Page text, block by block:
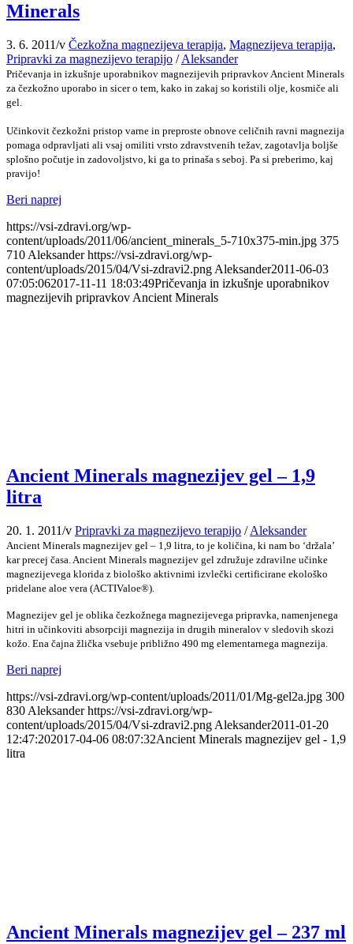
Minerals
3. 6. 2011/v Čezkožna magnezijeva terapija, Magnezijeva terapija,
Pripravki za magnezijevo terapijo / Aleksander
Pričevanja in izkušnje uporabnikov magnezijevih pripravkov Ancient Minerals
za čezkožno uporabo in sicer o tem, kako in zakaj so koristili olje, kosmiče ali
gel.
Učinkovit čezkožni pristop varne in preproste obnove celičnih ravni magnezija
pomaga odpravljati ali vsaj omiliti vrsto zdravstvenih težav, zagotavlja boljše
splošno počutje in zadovoljstvo, ki ga to prinaša s seboj. Pa si preberimo, kaj
pravijo!
Beri naprej
https://vsi-zdravi.org/wp-
content/uploads/2011/06/ancient_minerals_5-710x375-min.jpg 375
710 Aleksander https://vsi-zdravi.org/wp-
content/uploads/2015/04/Vsi-zdravi2.png Aleksander2011-06-03
07:05:062017-11-11 18:03:49Pričevanja in izkušnje uporabnikov
magnezijevih pripravkov Ancient Minerals
Ancient Minerals magnezijev gel – 1,9
litra
20. 1. 2011/v Pripravki za magnezijevo terapijo / Aleksander
Ancient Minerals magnezijev gel – 1,9 litra, to je količina, ki nam bo ‘držala’
kar precej časa. Ancient Minerals magnezijev gel združuje zdravilne učinke
magnezijevega klorida z biološko aktivnimi izvlečki certificirane ekološko
pridelane aloe vera (ACTIValoe®).
Magnezijev gel je oblika čezkožnega magnezijevega pripravka, namenjenega
hitri in učinkoviti absorpciji magnezija in drugih mineralov v sledovih skozi
kožo. Ena čajna žlička vsebuje približno 490 mg elementarnega magnezija.
Beri naprej
https://vsi-zdravi.org/wp-content/uploads/2011/01/Mg-gel2a.jpg 300
830 Aleksander https://vsi-zdravi.org/wp-
content/uploads/2015/04/Vsi-zdravi2.png Aleksander2011-01-20
12:47:202017-04-06 08:07:32Ancient Minerals magnezijev gel - 1,9
litra
Ancient Minerals magnezijev gel – 237 ml